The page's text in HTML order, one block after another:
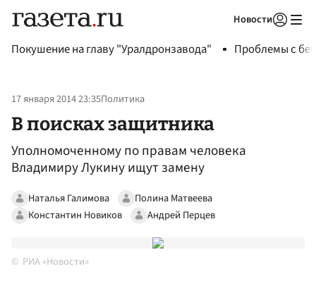
Новости
Покушение на главу "Уралдронзавода" Проблемы с
17 января 2014 23:35Политика
В поисках защитника
Уполномоченному по правам человека
Владимиру Лукину ищут замену
Наталья Галимова
Полина Матвеева
Константин Новиков
Андрей Перцев
РИА «Новости»